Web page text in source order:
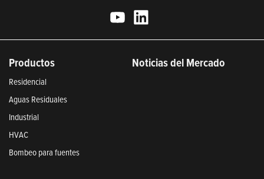
Productos
Residencial
Aguas Residuales
Industrial
HVAC
Bombeo para fuentes
Noticias del Mercado